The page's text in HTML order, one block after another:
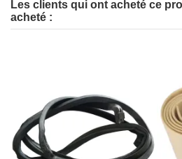
Les clients qui ont acheté ce
acheté :